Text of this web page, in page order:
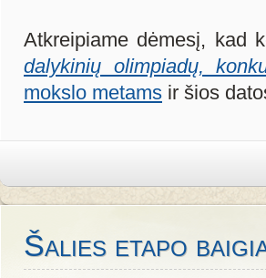
Atkreipiame dėmesį, kad
dalykinių olimpiadų,
mokslo metams ir šios
Šalies etapo